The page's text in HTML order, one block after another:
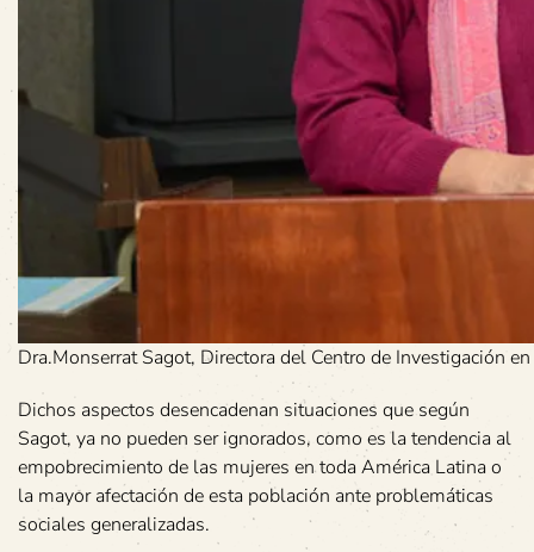
Dra.Monserrat Sagot, Directora del Centro de Investigación
Dichos aspectos desencadenan situaciones que según
Sagot, ya no pueden ser ignorados, como es la tendencia al
empobrecimiento de las mujeres en toda América Latina o
la mayor afectación de esta población ante problemáticas
sociales generalizadas.